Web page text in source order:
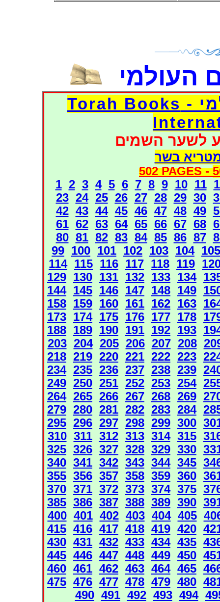
העולמי
דפי אוצר הספרים העולמי - Torah Books
לשער השמים
בשר
502 PAGES -
1 2 3 4 5 6 7 8 9 10 11
23 24 25 26 27 28 29 30
42 43 44 45 46 47 48 49
61 62 63 64 65 66 67 68
80 81 82 83 84 85 86 87
99 100 101 102 103 104 105
114 115 116 117 118 119
129 130 131 132 133 134
144 145 146 147 148 149
158 159 160 161 162 163
173 174 175 176 177 178
188 189 190 191 192 193
203 204 205 206 207 208
218 219 220 221 222 223
234 235 236 237 238 239
249 250 251 252 253 254
264 265 266 267 268 269
279 280 281 282 283 284
295 296 297 298 299 300
310 311 312 313 314 315
325 326 327 328 329 330
340 341 342 343 344 345
355 356 357 358 359 360
370 371 372 373 374 375
385 386 387 388 389 390
400 401 402 403 404 405
415 416 417 418 419 420
430 431 432 433 434 435
445 446 447 448 449 450
460 461 462 463 464 465
475 476 477 478 479 480
490 491 492 493 494